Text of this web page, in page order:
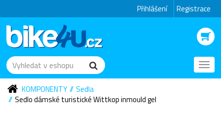
Přihlášení Registrace
KOMPONENTY
Sedla
Sedlo dámské turistické Wittkop inmould gel